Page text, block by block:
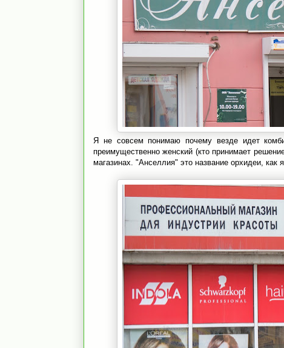
Я не совсем понимаю почему везде идет
преимущественно женский (кто принимает
магазинах. "Анселлия" это название орхидеи, как